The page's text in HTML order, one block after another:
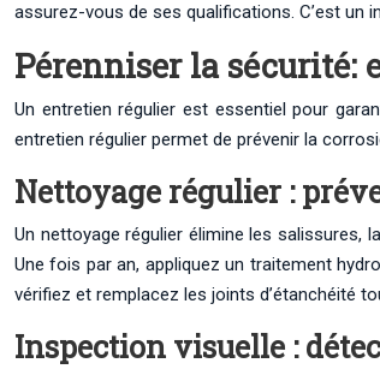
assurez-vous de ses qualifications. C’est un
Pérenniser la sécurité:
Un entretien régulier est essentiel pour
entretien régulier permet de prévenir la
Nettoyage régulier :
Un nettoyage régulier élimine les
Une fois par an, appliquez un traitement
vérifiez et remplacez les joints d’étanchéité
Inspection visuelle :